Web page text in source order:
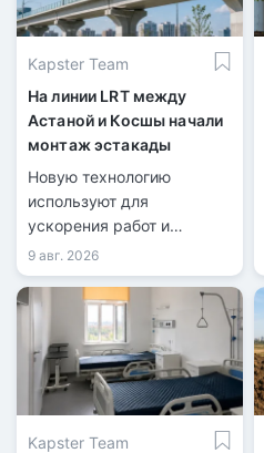
Kapster Team
На линии LRT между
Астаной и Косшы начали
монтаж эстакады
Новую технологию
используют для
ускорения работ и
сокращения перекрытий
дорог.
9 авг. 2026
Kapster Team